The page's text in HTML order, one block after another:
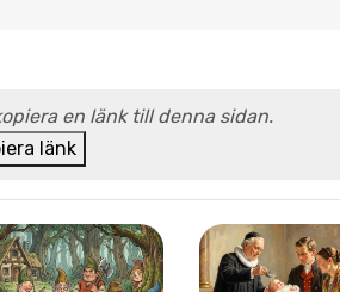
en länk till denna sidan.
länk